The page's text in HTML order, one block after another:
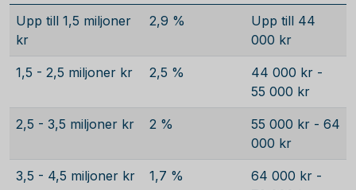
Upp till 1,5 miljoner
kr
2,9 %
Upp till 44
000 kr
1,5 - 2,5 miljoner kr 2,5 %
44 000 kr -
55 000 kr
2,5 - 3,5 miljoner kr 2 %
55 000 kr - 64
000 kr
3,5 - 4,5 miljoner kr 1,7 %
64 000 kr -